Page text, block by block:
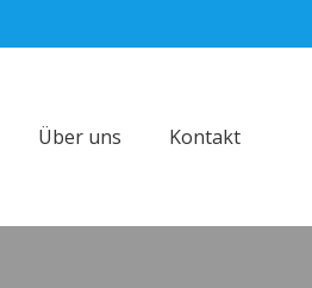
Über uns Kontakt